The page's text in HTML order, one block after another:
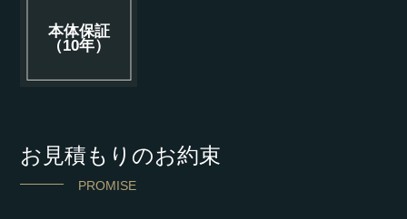
本体保証
（10年）
お見積もりのお約束
PROMISE